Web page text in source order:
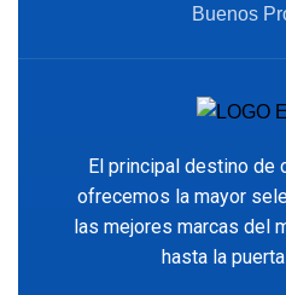
Buenos
El principal destino de
ofrecemos la mayor
las mejores marcas del
hasta la